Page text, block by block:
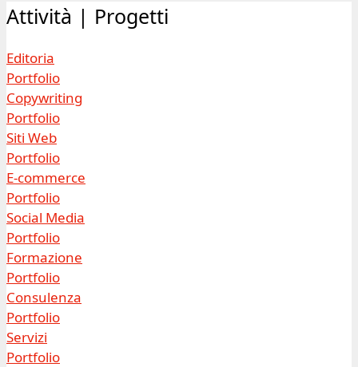
Attività | Progetti
Editoria
Portfolio
Copywriting
Portfolio
Siti Web
Portfolio
E-commerce
Portfolio
Social Media
Portfolio
Formazione
Portfolio
Consulenza
Portfolio
Servizi
Portfolio